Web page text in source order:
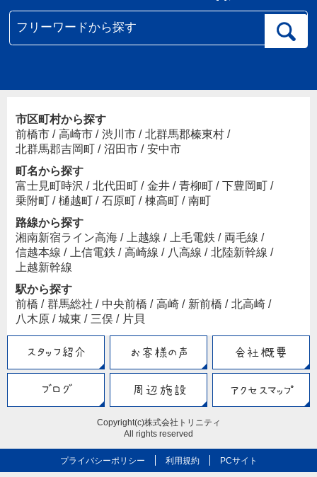
市区町村から探す
前橋市 / 高崎市 / 渋川市 / 北群馬郡榛東村 /
北群馬郡吉岡町 / 沼田市 / 安中市
町名から探す
富士見町時沢 / 北代田町 / 金井 / 青柳町 / 下豊岡町 /
乗附町 / 樋越町 / 石原町 / 棟高町 / 南町
路線から探す
湘南新宿ライン高海 / 上越線 / 上毛電鉄 / 両毛線 /
信越本線 / 上信電鉄 / 高崎線 / 八高線 / 北陸新幹線 /
上越新幹線
駅から探す
前橋 / 群馬総社 / 中央前橋 / 高崎 / 新前橋 / 北高崎 /
八木原 / 城東 / 三俣 / 片貝
Copyright(c)株式会社トリニティ
All rights reserved
プライバシーポリシー 利用規約 PCサイト